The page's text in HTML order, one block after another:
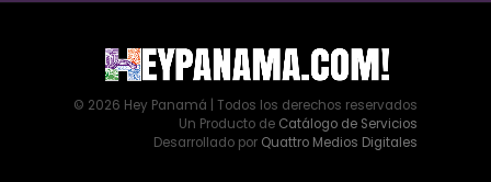
© 2026 Hey Panamá | Todos los derechos reservados
Un Producto de Catálogo de Servicios
Desarrollado por Quattro Medios Digitales